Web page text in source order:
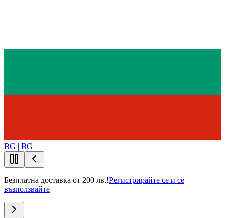
BG | BG
Безплатна доставка от 200 лв.!Регистрирайте се и се
възползвайте